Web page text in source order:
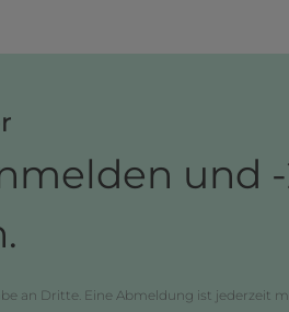
und
an Dritte. Eine Abmeldung ist jederzeit